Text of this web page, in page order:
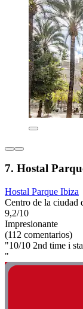
7. Hostal
Hostal Parque Ibiza
Centro de la ciudad
9,2/10
Impresionante
(112 comentarios)
"10/10 2nd time i
"